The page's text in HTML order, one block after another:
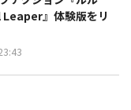
』体験版をリ